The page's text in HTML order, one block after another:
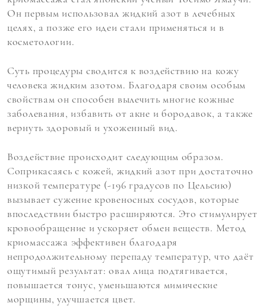
Он первым использовал жидкий азот в лечебных
целях, а позже его идеи стали применяться и в
косметологии.
Суть процедуры сводится к воздействию на кожу
человека жидким азотом. Благодаря своим особым
свойствам он способен вылечить многие кожные
заболевания, избавить от акне и бородавок, а также
вернуть здоровый и ухоженный вид.
Воздействие происходит следующим образом.
Соприкасаясь с кожей, жидкий азот при достаточно
низкой температуре (-196 градусов по Цельсию)
вызывает сужение кровеносных сосудов, которые
впоследствии быстро расширяются. Это стимулирует
кровообращение и ускоряет обмен веществ. Метод
криомассажа эффективен благодаря
непродолжительному перепаду температур, что даёт
ощутимый результат: овал лица подтягивается,
повышается тонус, уменьшаются мимические
морщины, улучшается цвет.